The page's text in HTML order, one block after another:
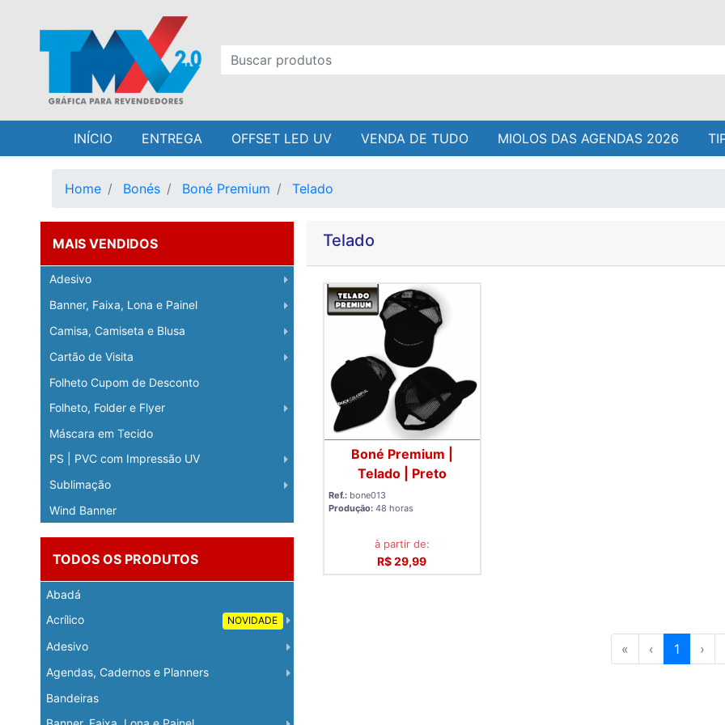
INÍCIO ENTREGA OFFSET LED UV VENDA DE TUDO MIOLOS DAS AGENDAS 2026
Home Bonés Boné Premium Telado
MAIS VENDIDOS
Adesivo
Banner, Faixa, Lona e Painel
Camisa, Camiseta e Blusa
Cartão de Visita
Folheto Cupom de Desconto
Folheto, Folder e Flyer
Máscara em Tecido
PS | PVC com Impressão UV
Sublimação
Wind Banner
TODOS OS PRODUTOS
Abadá
NOVIDADE
Acrílico
Adesivo
Agendas, Cadernos e Planners
Bandeiras
Telado
Boné Premium |
Telado | Preto
Ref.: bone013
Produção: 48 horas
à partir de:
R$ 29,99
« ‹ 1 ›